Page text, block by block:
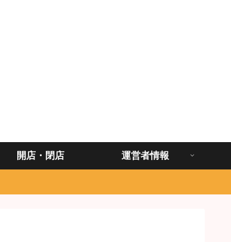
開店・閉店 運営者情報